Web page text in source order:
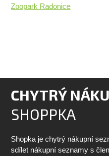
Zoopark Radonice
CHYTRÝ
SHOPPKA
Shopka je chytrý nákupní
sdílet nákupní seznamy s